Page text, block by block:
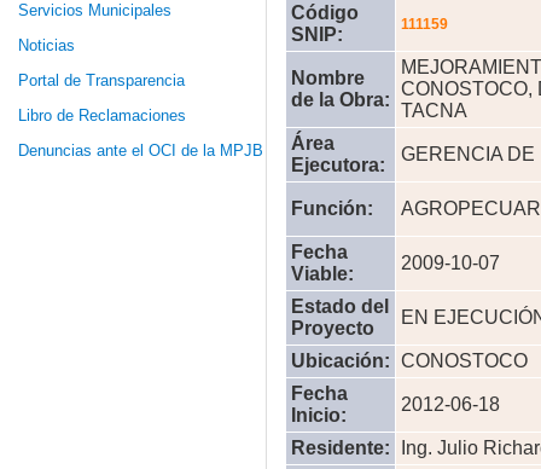
Servicios Municipales
Noticias
Portal de Transparencia
Libro de Reclamaciones
Denuncias ante el OCI de la MPJB
Código
SNIP:
111159
Nombre
de la Obra:
CONOSTOCO,
TACNA
Área
Ejecutora:
GERENCIA DE
Función:
Fecha
Viable:
2009-10-07
Estado del
Proyecto
EN
Ubicación: CONOSTOCO
Fecha
Inicio:
2012-06-18
Residente: Ing. Julio